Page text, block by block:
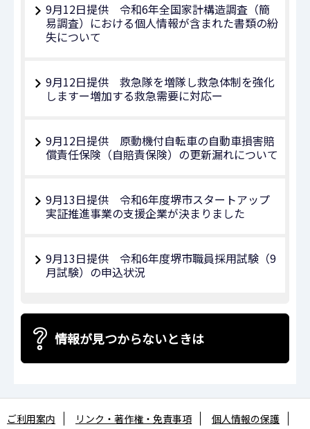
9月12日提供 令和6年全国家計構造調査（簡
易調査）における個人情報が含まれた書類の紛
失について
9月12日提供 救急隊を増隊し救急体制を強化
しますー増加する救急需要に対応ー
9月12日提供 原動機付自転車の自動車損害賠
償責任保険（自賠責保険）の更新漏れについて
9月13日提供 令和6年度堺市スタートアップ
実証推進事業の支援企業が決まりました
9月13日提供 令和6年度堺市職員採用試験（9
月試験）の申込状況
情報が見つからないときは
ご利用案内 リンク・著作権・免責事項
個人情報の保護